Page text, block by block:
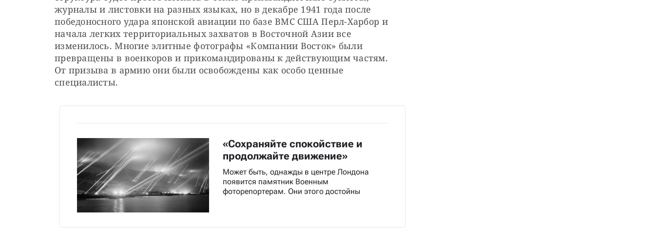
журналы и листовки на разных языках, но в декабре 1941 года после
победоносного удара японской авиации по базе ВМС США Перл-Харбор и
начала легких территориальных захватов в Восточной Азии все
изменилось. Многие элитные фотографы «Компании Восток» были
превращены в военкоров и прикомандированы к действующим частям.
От призыва в армию они были освобождены как особо ценные
специалисты.
«Сохраняйте спокойствие и
продолжайте движение»
Может быть, однажды в центре Лондона
появится памятник Военным
фоторепортерам. Они этого достойны